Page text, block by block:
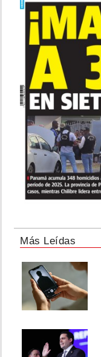
Más Leídas